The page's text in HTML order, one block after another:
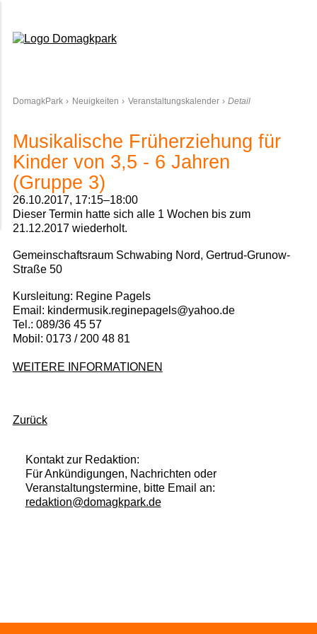
DomagkPark Neuigkeiten Veranstaltungskalender Detail
Musikalische Früherziehung für
Kinder von 3,5 - 6 Jahren
(Gruppe 3)
26.10.2017, 17:15–18:00
Dieser Termin hatte sich alle 1 Wochen bis zum
21.12.2017 wiederholt.
Gemeinschaftsraum Schwabing Nord, Gertrud-Grunow-
Straße 50
Kursleitung: Regine Pagels
Email: kindermusik.reginepagels@yahoo.de
Tel.: 089/36 45 57
Mobil: 0173 / 200 48 81
WEITERE INFORMATIONEN
Zurück
Kontakt zur Redaktion:
Für Ankündigungen, Nachrichten oder
Veranstaltungstermine, bitte Email an:
redaktion@domagkpark.de